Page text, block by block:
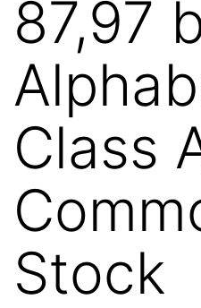
87,97
Class
Stock